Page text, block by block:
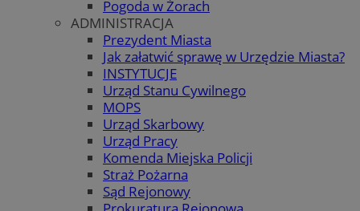
Pogoda w Żorach
ADMINISTRACJA
Prezydent Miasta
Jak załatwić sprawę w Urzędzie Miasta?
INSTYTUCJE
Urząd Stanu Cywilnego
MOPS
Urząd Skarbowy
Urząd Pracy
Komenda Miejska Policji
Straż Pożarna
Sąd Rejonowy